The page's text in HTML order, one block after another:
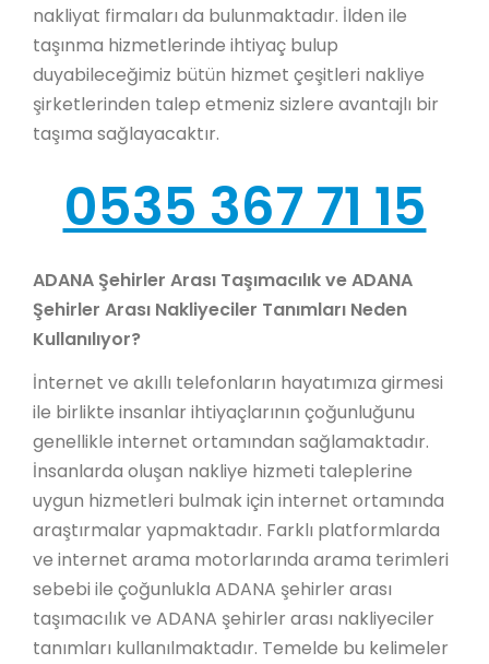
nakliyat firmaları da bulunmaktadır. İlden ile
taşınma hizmetlerinde ihtiyaç bulup
duyabileceğimiz bütün hizmet çeşitleri nakliye
şirketlerinden talep etmeniz sizlere avantajlı bir
taşıma sağlayacaktır.
0535 367 71 15
ADANA Şehirler Arası Taşımacılık ve ADANA
Şehirler Arası Nakliyeciler Tanımları Neden
Kullanılıyor?
İnternet ve akıllı telefonların hayatımıza girmesi
ile birlikte insanlar ihtiyaçlarının çoğunluğunu
genellikle internet ortamından sağlamaktadır.
İnsanlarda oluşan nakliye hizmeti taleplerine
uygun hizmetleri bulmak için internet ortamında
araştırmalar yapmaktadır. Farklı platformlarda
ve internet arama motorlarında arama terimleri
sebebi ile çoğunlukla ADANA şehirler arası
taşımacılık ve ADANA şehirler arası nakliyeciler
tanımları kullanılmaktadır. Temelde bu kelimeler